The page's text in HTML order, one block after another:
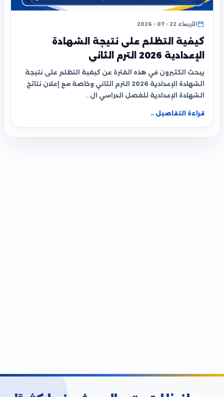
الأربعاء 22 - 07 - 2026
كيفية التظلم على نتيجة الشهادة
الإعدادية 2026 الترم الثاني
يبحث الكثيرون في هذه الفترة عن كيفية التظلم على نتيجة
الشهادة الإعدادية 2026 الترم الثاني وخاصة مع إعلان نتائج
الشهادة الإعدادية للفصل الدراسي ال…
قراءة التفاصيل ←